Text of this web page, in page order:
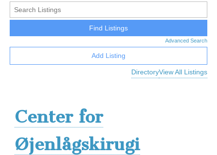
Advanced Search
DirectoryView All Listings
Add Listing
Center for
Øjenlågskirugi